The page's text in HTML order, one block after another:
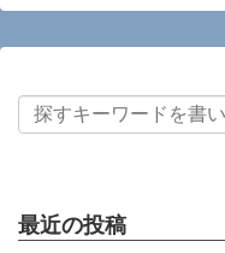
最近の投稿